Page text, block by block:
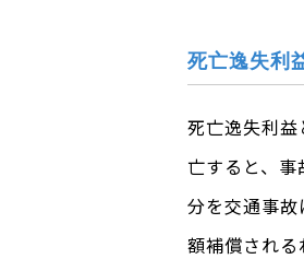
死亡逸失利
死亡逸失利
亡すると、
分を交通事
額補償される